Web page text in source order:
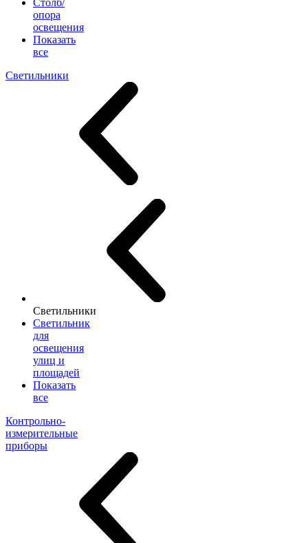
Столб/
опора
освещения
Показать
все
Светильники
Светильники
Светильник
для
освещения
улиц и
площадей
Показать
все
Контрольно-
измерительные
приборы